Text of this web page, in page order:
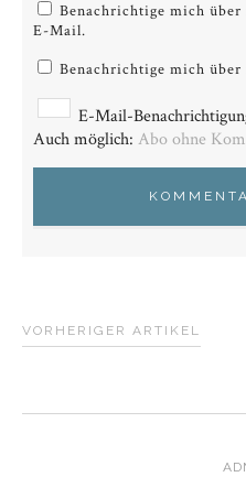
Benachrichtige mich
E-Mail.
Benachrichtige mich
E-Mail-
Auch möglich: Abo ohne
VORHERIGER ARTIKEL